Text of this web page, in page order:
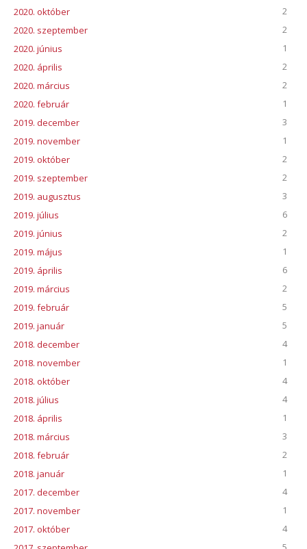
2020. október
2
2020. szeptember
2
2020. június
1
2020. április
2
2020. március
2
2020. február
1
2019. december
3
2019. november
1
2019. október
2
2019. szeptember
2
2019. augusztus
3
2019. július
6
2019. június
2
2019. május
1
2019. április
6
2019. március
2
2019. február
5
2019. január
5
2018. december
4
2018. november
1
2018. október
4
2018. július
4
2018. április
1
2018. március
3
2018. február
2
2018. január
1
2017. december
4
2017. november
1
2017. október
4